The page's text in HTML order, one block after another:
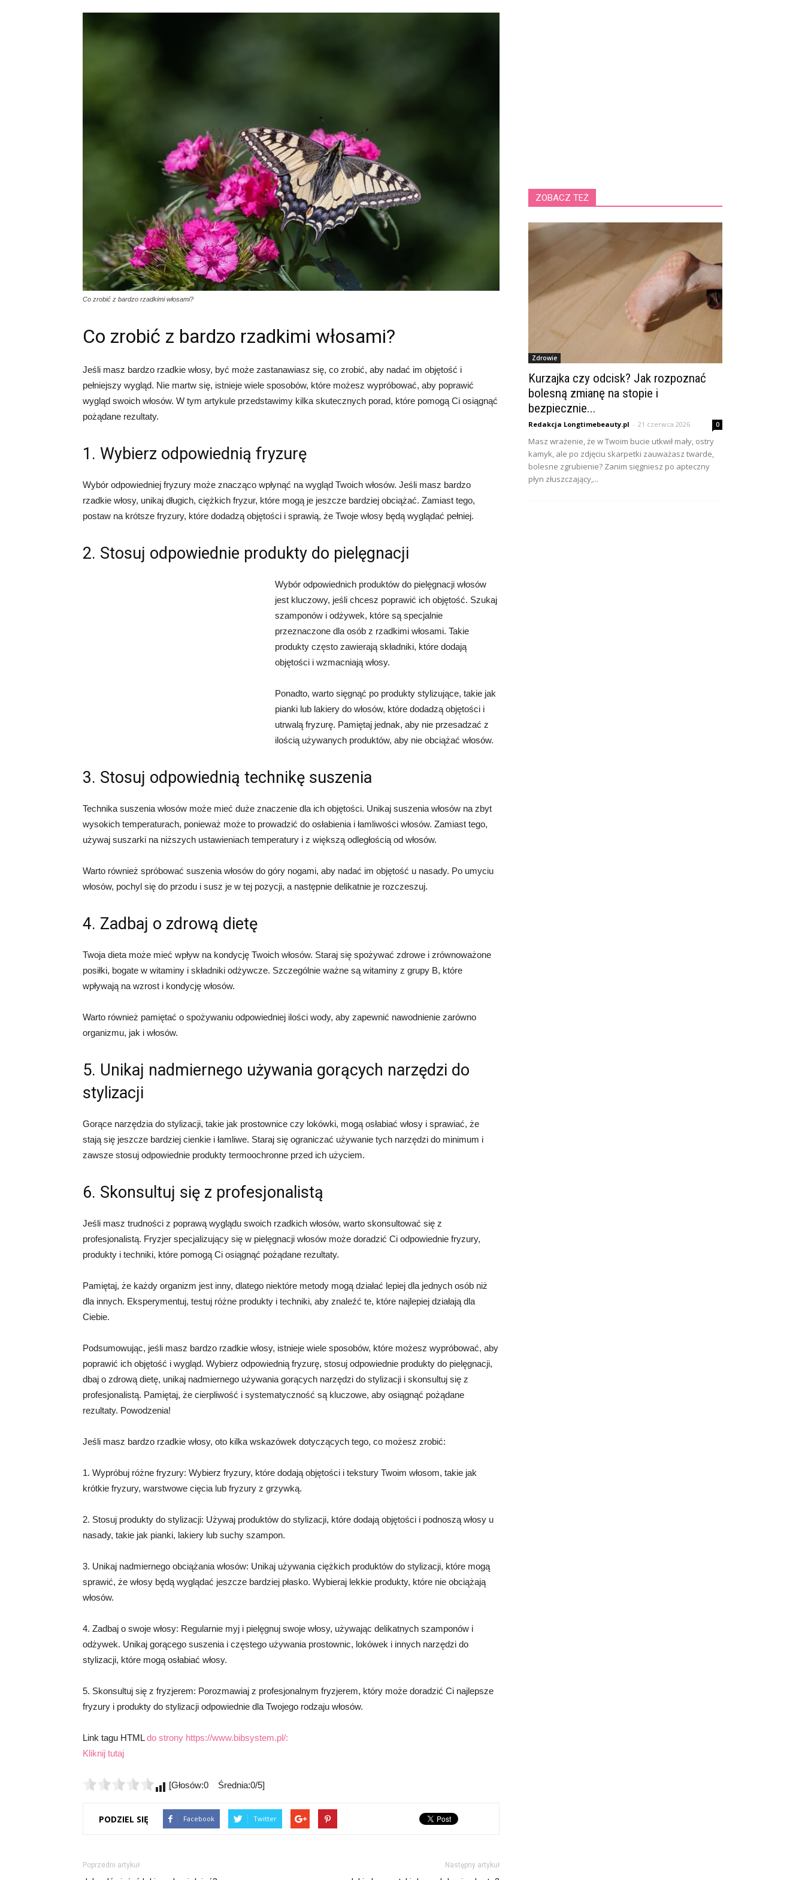
Co zrobić z bardzo rzadkimi włosami?
Co zrobić z bardzo rzadkimi włosami?
Jeśli masz bardzo rzadkie włosy, być może zastanawiasz się, co zrobić, aby nadać im objętość i
pełniejszy wygląd. Nie martw się, istnieje wiele sposobów, które możesz wypróbować, aby poprawić
wygląd swoich włosów. W tym artykule przedstawimy kilka skutecznych porad, które pomogą Ci osiągnąć
pożądane rezultaty.
1. Wybierz odpowiednią fryzurę
Wybór odpowiedniej fryzury może znacząco wpłynąć na wygląd Twoich włosów. Jeśli masz bardzo
rzadkie włosy, unikaj długich, ciężkich fryzur, które mogą je jeszcze bardziej obciążać. Zamiast tego,
postaw na krótsze fryzury, które dodadzą objętości i sprawią, że Twoje włosy będą wyglądać pełniej.
2. Stosuj odpowiednie produkty do pielęgnacji
Wybór odpowiednich produktów do pielęgnacji włosów
jest kluczowy, jeśli chcesz poprawić ich objętość. Szukaj
szamponów i odżywek, które są specjalnie
przeznaczone dla osób z rzadkimi włosami. Takie
produkty często zawierają składniki, które dodają
objętości i wzmacniają włosy.
Ponadto, warto sięgnąć po produkty stylizujące, takie jak
pianki lub lakiery do włosów, które dodadzą objętości i
utrwalą fryzurę. Pamiętaj jednak, aby nie przesadzać z
ilością używanych produktów, aby nie obciążać włosów.
3. Stosuj odpowiednią technikę suszenia
Technika suszenia włosów może mieć duże znaczenie dla ich objętości. Unikaj suszenia włosów na zbyt
wysokich temperaturach, ponieważ może to prowadzić do osłabienia i łamliwości włosów. Zamiast tego,
używaj suszarki na niższych ustawieniach temperatury i z większą odległością od włosów.
Warto również spróbować suszenia włosów do góry nogami, aby nadać im objętość u nasady. Po umyciu
włosów, pochyl się do przodu i susz je w tej pozycji, a następnie delikatnie je rozczeszuj.
4. Zadbaj o zdrową dietę
Twoja dieta może mieć wpływ na kondycję Twoich włosów. Staraj się spożywać zdrowe i zrównoważone
posiłki, bogate w witaminy i składniki odżywcze. Szczególnie ważne są witaminy z grupy B, które
wpływają na wzrost i kondycję włosów.
Warto również pamiętać o spożywaniu odpowiedniej ilości wody, aby zapewnić nawodnienie zarówno
organizmu, jak i włosów.
5. Unikaj nadmiernego używania gorących narzędzi do
stylizacji
Gorące narzędzia do stylizacji, takie jak prostownice czy lokówki, mogą osłabiać włosy i sprawiać, że
stają się jeszcze bardziej cienkie i łamliwe. Staraj się ograniczać używanie tych narzędzi do minimum i
zawsze stosuj odpowiednie produkty termoochronne przed ich użyciem.
6. Skonsultuj się z profesjonalistą
Jeśli masz trudności z poprawą wyglądu swoich rzadkich włosów, warto skonsultować się z
profesjonalistą. Fryzjer specjalizujący się w pielęgnacji włosów może doradzić Ci odpowiednie fryzury,
produkty i techniki, które pomogą Ci osiągnąć pożądane rezultaty.
Pamiętaj, że każdy organizm jest inny, dlatego niektóre metody mogą działać lepiej dla jednych osób niż
dla innych. Eksperymentuj, testuj różne produkty i techniki, aby znaleźć te, które najlepiej działają dla
Ciebie.
Podsumowując, jeśli masz bardzo rzadkie włosy, istnieje wiele sposobów, które możesz wypróbować, aby
poprawić ich objętość i wygląd. Wybierz odpowiednią fryzurę, stosuj odpowiednie produkty do pielęgnacji,
dbaj o zdrową dietę, unikaj nadmiernego używania gorących narzędzi do stylizacji i skonsultuj się z
profesjonalistą. Pamiętaj, że cierpliwość i systematyczność są kluczowe, aby osiągnąć pożądane
rezultaty. Powodzenia!
Jeśli masz bardzo rzadkie włosy, oto kilka wskazówek dotyczących tego, co możesz zrobić:
1. Wypróbuj różne fryzury: Wybierz fryzury, które dodają objętości i tekstury Twoim włosom, takie jak
krótkie fryzury, warstwowe cięcia lub fryzury z grzywką.
2. Stosuj produkty do stylizacji: Używaj produktów do stylizacji, które dodają objętości i podnoszą włosy u
nasady, takie jak pianki, lakiery lub suchy szampon.
3. Unikaj nadmiernego obciążania włosów: Unikaj używania ciężkich produktów do stylizacji, które mogą
sprawić, że włosy będą wyglądać jeszcze bardziej płasko. Wybieraj lekkie produkty, które nie obciążają
włosów.
4. Zadbaj o swoje włosy: Regularnie myj i pielęgnuj swoje włosy, używając delikatnych szamponów i
odżywek. Unikaj gorącego suszenia i częstego używania prostownic, lokówek i innych narzędzi do
stylizacji, które mogą osłabiać włosy.
5. Skonsultuj się z fryzjerem: Porozmawiaj z profesjonalnym fryzjerem, który może doradzić Ci najlepsze
fryzury i produkty do stylizacji odpowiednie dla Twojego rodzaju włosów.
Link tagu HTMLdo strony https://www.bibsystem.pl/:
Kliknij tutaj
[Głosów:0 Średnia:0/5]
PODZIEL SIĘ Facebook Twitter
Poprzedni artykuł Następny artykuł
ZOBACZ TEŻ
Zdrowie
Kurzajka czy odcisk? Jak rozpoznać
bolesną zmianę na stopie i
bezpiecznie...
Redakcja Longtimebeauty.pl - 21 czerwca 2026 0
Masz wrażenie, że w Twoim bucie utkwił mały, ostry
kamyk, ale po zdjęciu skarpetki zauważasz twarde,
bolesne zgrubienie? Zanim sięgniesz po apteczny
płyn złuszczający,...